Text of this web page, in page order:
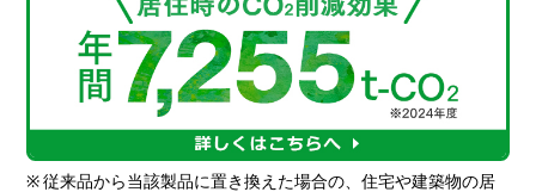
※ 従来品から当該製品に置き換えた場合の、住宅や建築物の居